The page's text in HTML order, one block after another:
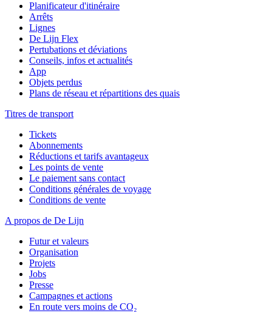
Planificateur d'itinéraire
Arrêts
Lignes
De Lijn Flex
Pertubations et déviations
Conseils, infos et actualités
App
Objets perdus
Plans de réseau et répartitions des quais
Titres de transport
Tickets
Abonnements
Réductions et tarifs avantageux
Les points de vente
Le paiement sans contact
Conditions générales de voyage
Conditions de vente
A propos de De Lijn
Futur et valeurs
Organisation
Projets
Jobs
Presse
Campagnes et actions
En route vers moins de CO₂